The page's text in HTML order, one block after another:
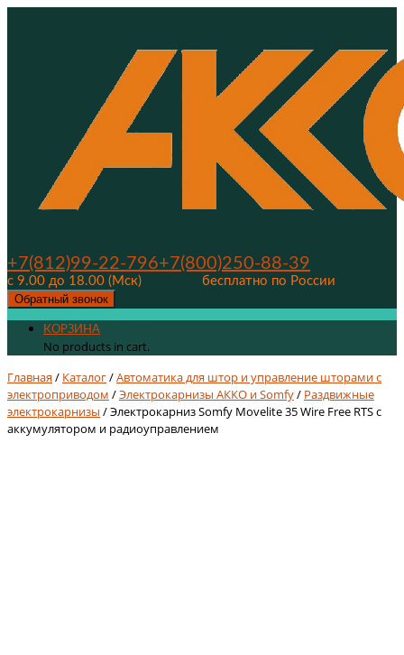
+7(812)99-22-796+7(800)250-88-39
с 9.00 до 18.00 (Мск)
бесплатно по России
Обратный звонок
КОРЗИНА
No products in cart.
Главная/ Каталог/Автоматика для штор и управление шторами с
электроприводом /Электрокарнизы АККО и Somfy/ Раздвижные
электрокарнизы / Электрокарниз Somfy Movelite 35 Wire Free RTS с
аккумулятором и радиоуправлением